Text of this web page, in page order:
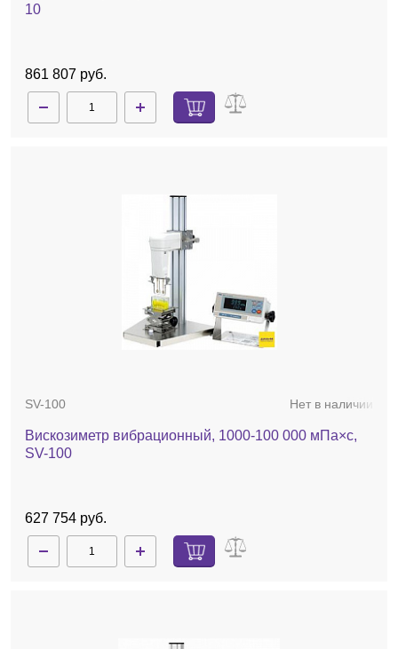
10
861 807 руб.
SV-100 Нет в наличии
Вискозиметр вибрационный, 1000-100 000 мПа×с,
SV-100
627 754 руб.